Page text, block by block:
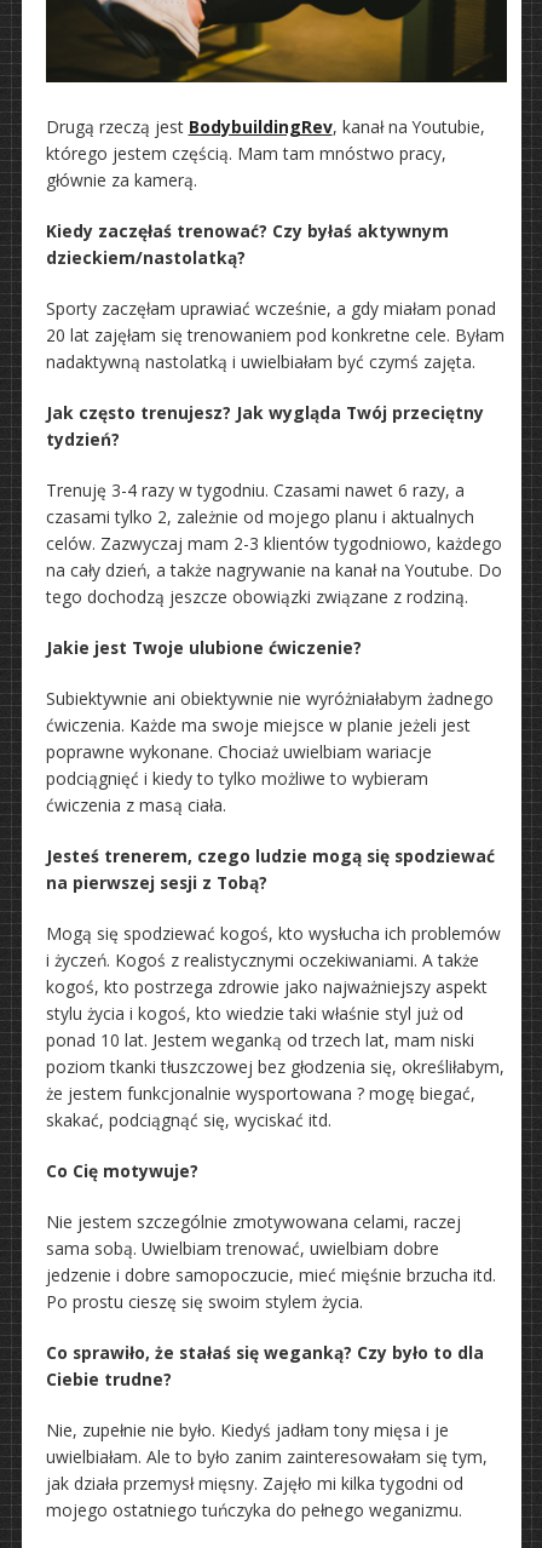
Drugą rzeczą jest BodybuildingRev, kanał na Youtubie,
którego jestem częścią. Mam tam mnóstwo pracy,
głównie za kamerą.
Kiedy zaczęłaś trenować? Czy byłaś aktywnym
dzieckiem/nastolatką?
Sporty zaczęłam uprawiać wcześnie, a gdy miałam ponad
20 lat zajęłam się trenowaniem pod konkretne cele. Byłam
nadaktywną nastolatką i uwielbiałam być czymś zajęta.
Jak często trenujesz? Jak wygląda Twój przeciętny
tydzień?
Trenuję 3-4 razy w tygodniu. Czasami nawet 6 razy, a
czasami tylko 2, zależnie od mojego planu i aktualnych
celów. Zazwyczaj mam 2-3 klientów tygodniowo, każdego
na cały dzień, a także nagrywanie na kanał na Youtube. Do
tego dochodzą jeszcze obowiązki związane z rodziną.
Jakie jest Twoje ulubione ćwiczenie?
Subiektywnie ani obiektywnie nie wyróżniałabym żadnego
ćwiczenia. Każde ma swoje miejsce w planie jeżeli jest
poprawne wykonane. Chociaż uwielbiam wariacje
podciągnięć i kiedy to tylko możliwe to wybieram
ćwiczenia z masą ciała.
Jesteś trenerem, czego ludzie mogą się spodziewać
na pierwszej sesji z Tobą?
Mogą się spodziewać kogoś, kto wysłucha ich problemów
i życzeń. Kogoś z realistycznymi oczekiwaniami. A także
kogoś, kto postrzega zdrowie jako najważniejszy aspekt
stylu życia i kogoś, kto wiedzie taki właśnie styl już od
ponad 10 lat. Jestem weganką od trzech lat, mam niski
poziom tkanki tłuszczowej bez głodzenia się, określiłabym,
że jestem funkcjonalnie wysportowana ? mogę biegać,
skakać, podciągnąć się, wyciskać itd.
Co Cię motywuje?
Nie jestem szczególnie zmotywowana celami, raczej
sama sobą. Uwielbiam trenować, uwielbiam dobre
jedzenie i dobre samopoczucie, mieć mięśnie brzucha itd.
Po prostu cieszę się swoim stylem życia.
Co sprawiło, że stałaś się weganką? Czy było to dla
Ciebie trudne?
Nie, zupełnie nie było. Kiedyś jadłam tony mięsa i je
uwielbiałam. Ale to było zanim zainteresowałam się tym,
jak działa przemysł mięsny. Zajęło mi kilka tygodni od
mojego ostatniego tuńczyka do pełnego weganizmu.